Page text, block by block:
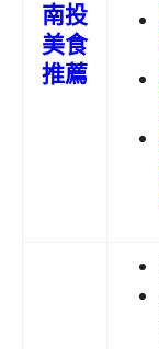
南投
美食
推薦